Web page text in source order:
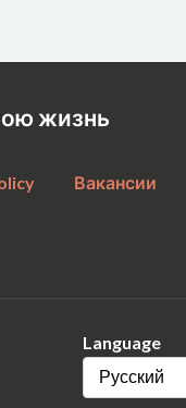
жизнь
Вакансии
Language